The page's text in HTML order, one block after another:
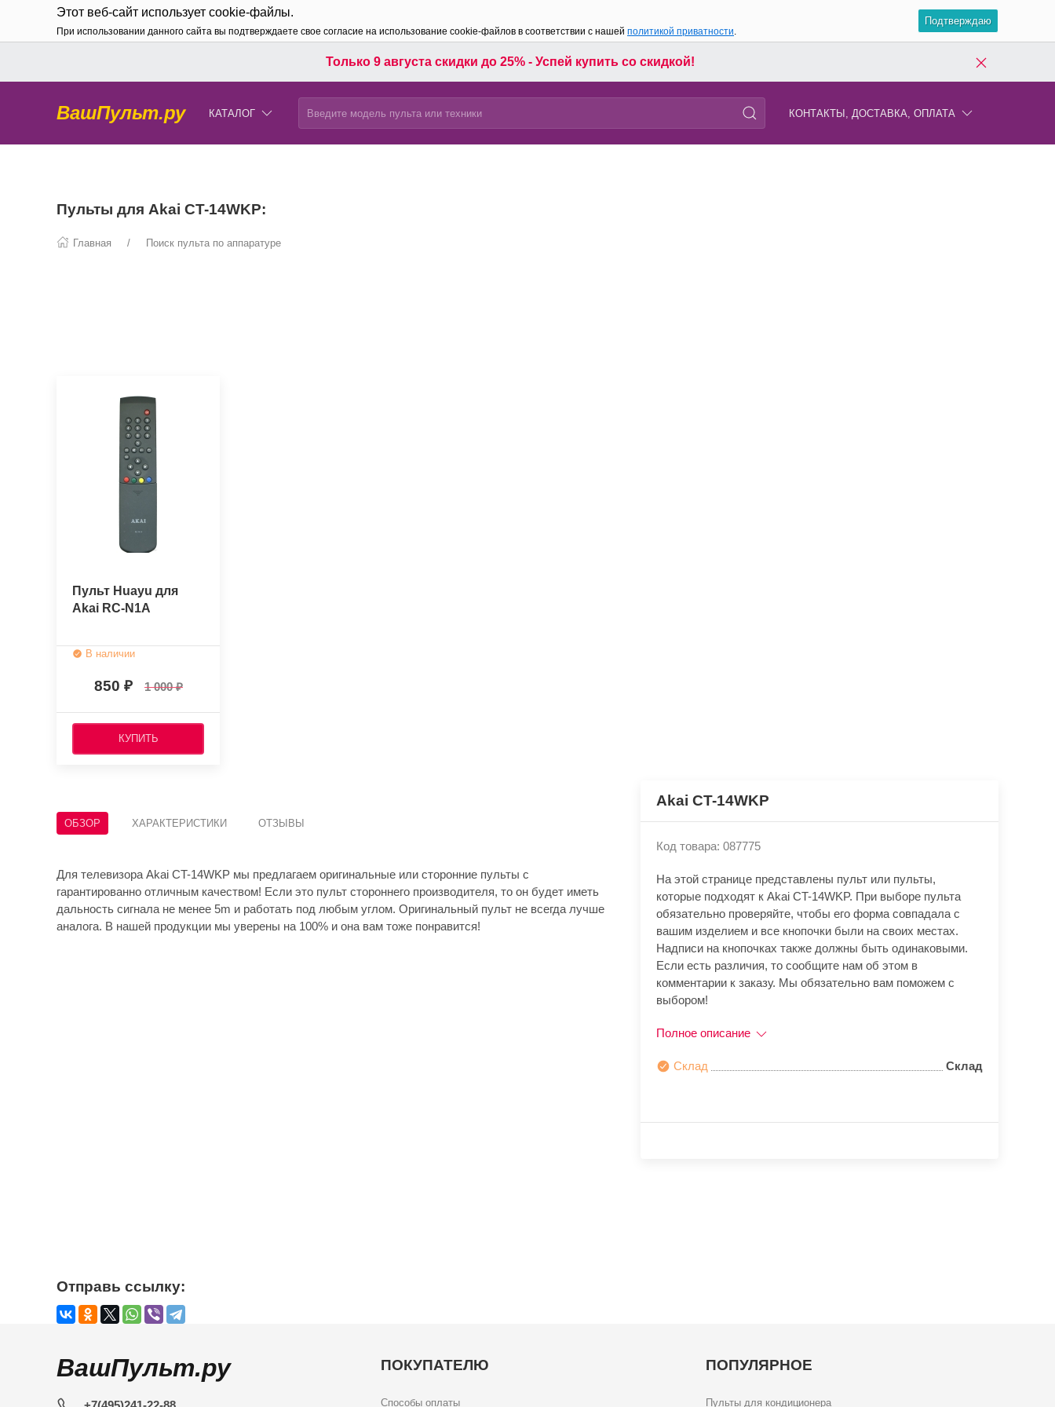
Этот веб-сайт использует cookie-файлы.
При использовании данного сайта вы подтверждаете свое согласие на использование cookie-файлов в соответствии с нашей политикой приватности.
Подтверждаю
Только 9 августа скидки до 25% - Успей купить со скидкой!
ВашПульт.ру КАТАЛОГ КОНТАКТЫ, ДОСТАВКА, ОПЛАТА
Пульты для Akai CT-14WKP:
Главная Поиск пульта по аппаратуре
Пульт Huayu для
Akai RC-N1A
В наличии
850 1 000
КУПИТЬ
ОБЗОР ХАРАКТЕРИСТИКИ ОТЗЫВЫ
Для телевизора Akai CT-14WKP мы предлагаем оригинальные или сторонние пульты с
гарантированно отличным качеством! Если это пульт стороннего производителя, то он будет иметь
дальность сигнала не менее 5m и работать под любым углом. Оригинальный пульт не всегда лучше
аналога. В нашей продукции мы уверены на 100% и она вам тоже понравится!
Akai CT-14WKP
Код товара: 087775
На этой странице представлены пульт или пульты,
которые подходят к Akai CT-14WKP. При выборе пульта
обязательно проверяйте, чтобы его форма совпадала с
вашим изделием и все кнопочки были на своих местах.
Надписи на кнопочках также должны быть одинаковыми.
Если есть различия, то сообщите нам об этом в
комментарии к заказу. Мы обязательно вам поможем с
выбором!
Полное описание
Склад Склад
Отправь ссылку:
ВашПульт.ру ПОКУПАТЕЛЮ
Способы оплаты
ПОПУЛЯРНОЕ
Пульты для кондиционера